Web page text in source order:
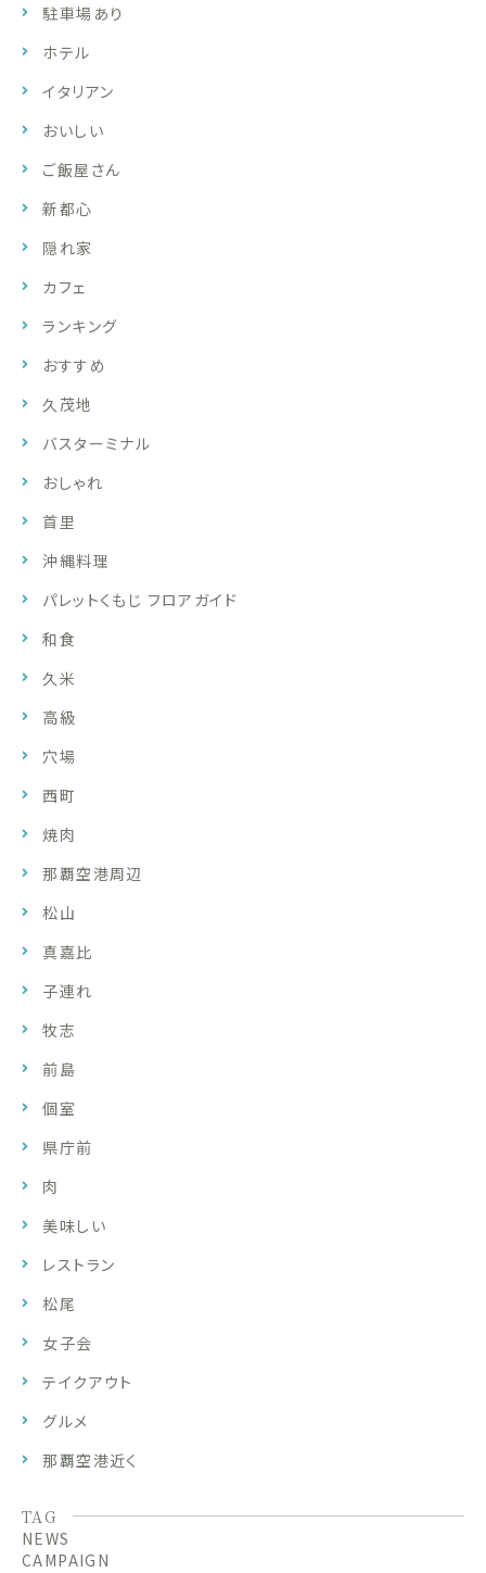
駐車場あり
ホテル
イタリアン
おいしい
ご飯屋さん
新都心
隠れ家
カフェ
ランキング
おすすめ
久茂地
バスターミナル
おしゃれ
首里
沖縄料理
パレットくもじ フロアガイド
和食
久米
高級
穴場
西町
焼肉
那覇空港周辺
松山
真嘉比
子連れ
牧志
前島
個室
県庁前
肉
美味しい
レストラン
松尾
女子会
テイクアウト
グルメ
那覇空港近く
TAG
NEWS
CAMPAIGN